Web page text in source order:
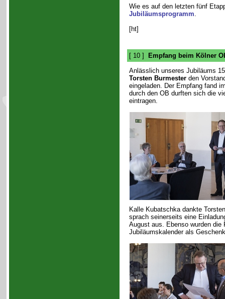
Wie es auf den letzten fünf
Jubiläumsprogramm.
[ht]
[ 10 ]
Empfang beim Kölner
Anlässlich unseres Jubiläums
Torsten Burmesterden
eingeladen. Der Empfang fand
durch den OB durften sich die
eintragen.
Kalle Kubatschka dankte
sprach seinerseits eine
August aus. Ebenso wurden
Jubiläumskalender als